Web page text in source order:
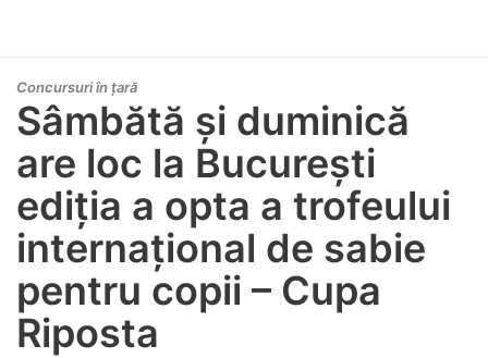
Concursuri în țară
Sâmbătă și duminică
are loc la București
ediția a opta a trofeului
internațional de sabie
pentru copii – Cupa
Riposta